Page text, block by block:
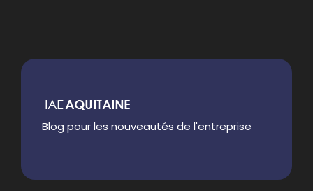
Blog pour les nouveautés de l'entreprise